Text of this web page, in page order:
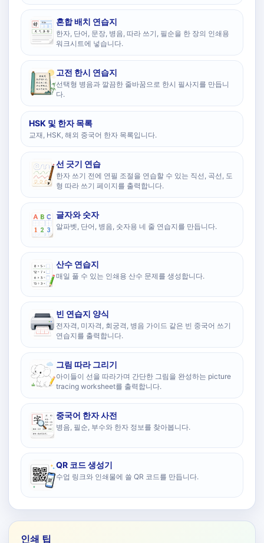
혼합 배치 연습지
한자, 단어, 문장, 병음, 따라 쓰기, 필순을 한 장의 인쇄용
워크시트에 넣습니다.
고전 한시 연습지
선택형 병음과 깔끔한 줄바꿈으로 한시 필사지를 만듭니
다.
HSK 및 한자 목록
교재, HSK, 해외 중국어 한자 목록입니다.
선 긋기 연습
한자 쓰기 전에 연필 조절을 연습할 수 있는 직선, 곡선, 도
형 따라 쓰기 페이지를 출력합니다.
글자와 숫자
알파벳, 단어, 병음, 숫자용 네 줄 연습지를 만듭니다.
산수 연습지
매일 풀 수 있는 인쇄용 산수 문제를 생성합니다.
빈 연습지 양식
전자격, 미자격, 회궁격, 병음 가이드 같은 빈 중국어 쓰기
연습지를 출력합니다.
그림 따라 그리기
아이들이 선을 따라가며 간단한 그림을 완성하는 picture
tracing worksheet를 출력합니다.
중국어 한자 사전
병음, 필순, 부수와 한자 정보를 찾아봅니다.
QR 코드 생성기
수업 링크와 인쇄물에 쓸 QR 코드를 만듭니다.
인쇄 팁